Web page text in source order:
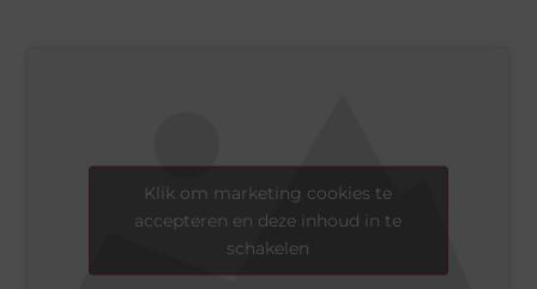
Klik om marketing cookies te
accepteren en deze inhoud in te
schakelen